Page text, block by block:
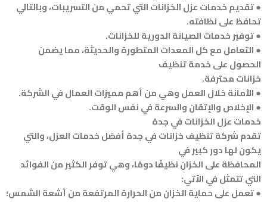
● تقديم خدمات عزل الخزانات التي تحمي من التسريبات، وبالتالي
تحافظ على نظافته.
● توفير خدمات الصيانة الدورية للخزانات.
● التعامل مع كل المعدات المتطورة والحديثة، مما يضمن
الحصول على خدمة تنظيف
خزانات محترفة.
● الأمانة خلال العمل وهي من أهم مميزات العمال في الشركة.
● الإخلاص والإتقان والسرعة في نفس الوقت.
خدمات عزل الخزانات في جدة
تقدم شركة تنظيف خزانات في جدة أفضل خدمات العزل، والتي
يكون لها دور كبير في
المحافظة على الخزان نظيفًا دومًا، وهي توفر الكثير من الفوائد
التي تتمثل في الآتي:
● تعمل على حماية الخزان من الحرارة المرتفعة من أشعة الشمس؛